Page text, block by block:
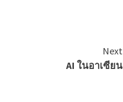
Next
AI ในอาเซียน